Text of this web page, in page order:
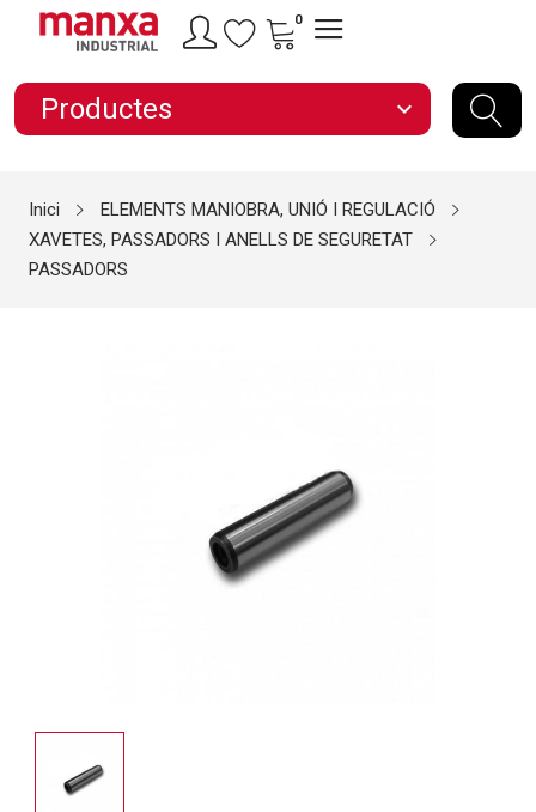
0
Productes expand_more
Inici
ELEMENTS MANIOBRA, UNIÓ I REGULACIÓ
XAVETES, PASSADORS I ANELLS DE SEGURETAT
PASSADORS